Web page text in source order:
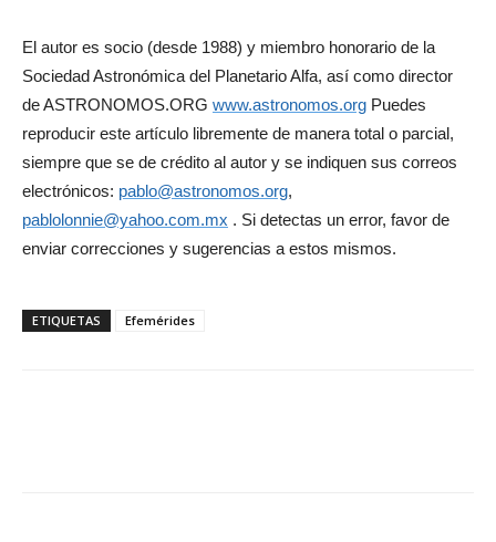
El autor es socio (desde 1988) y miembro honorario de la
Sociedad Astronómica del Planetario Alfa, así como director
de ASTRONOMOS.ORG www.astronomos.org Puedes
reproducir este artículo libremente de manera total o parcial,
siempre que se de crédito al autor y se indiquen sus correos
electrónicos: pablo@astronomos.org,
pablolonnie@yahoo.com.mx . Si detectas un error, favor de
enviar correcciones y sugerencias a estos mismos.
ETIQUETAS Efemérides